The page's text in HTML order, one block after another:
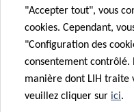
"Accepter tout", vous
cookies. Cependant,
"Configuration des
consentement contrôlé.
manière dont LIH traite
veuillez cliquer sur ici.